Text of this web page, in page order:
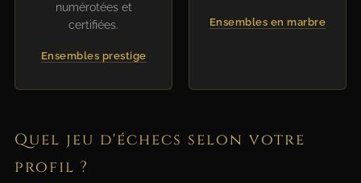
numérotées et
certifiées.
Ensembles prestige
Ensembles en marbre
Quel jeu d'échecs selon votre
profil ?